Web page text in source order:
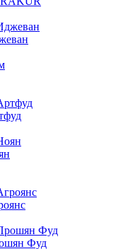
Фуд
Фуд